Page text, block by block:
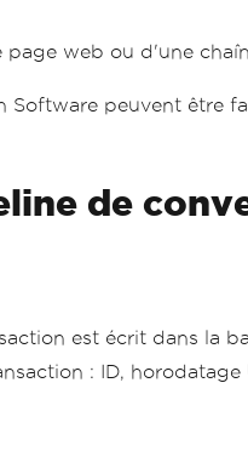
web ou d'une
Software peuvent être
de
est écrit dans la
: ID,